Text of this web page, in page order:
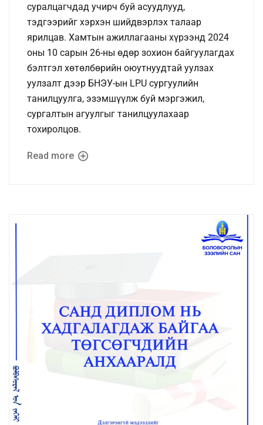
суралцагчдад учирч буй асуудлууд,
тэдгээрийг хэрхэн шийдвэрлэх талаар
ярилцав. Хамтын ажиллагааны хүрээнд 2024
оны 10 сарын 26-ны өдөр зохион байгуулагдах
бэлтгэл хөтөлбөрийн оюутнуудтай уулзах
уулзалт дээр БНЭУ-ын LPU сургуулийн
танилцуулга, эзэмшүүлж буй мэргэжил,
сургалтын агуулгыг танилцуулахаар
тохиролцов.
Read more